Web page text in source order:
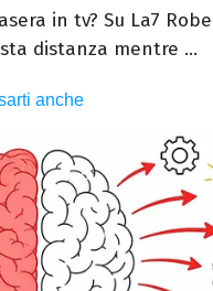
in tv? Su La7
distanza mentre ...